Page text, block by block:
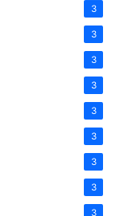
3
3
3
3
3
3
3
3
3